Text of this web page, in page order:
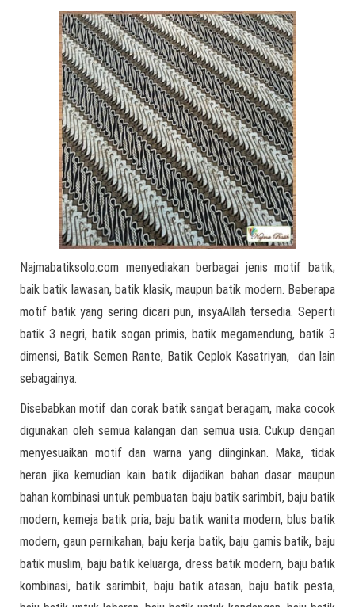
Najmabatiksolo.com menyediakan berbagai jenis motif batik;
baik batik lawasan, batik klasik, maupun batik modern. Beberapa
motif batik yang sering dicari pun, insyaAllah tersedia. Seperti
batik 3 negri, batik sogan primis, batik megamendung, batik 3
dimensi, Batik Semen Rante, Batik Ceplok Kasatriyan, dan lain
sebagainya.
Disebabkan motif dan corak batik sangat beragam, maka cocok
digunakan oleh semua kalangan dan semua usia. Cukup dengan
menyesuaikan motif dan warna yang diinginkan. Maka, tidak
heran jika kemudian kain batik dijadikan bahan dasar maupun
bahan kombinasi untuk pembuatan baju batik sarimbit, baju batik
modern, kemeja batik pria, baju batik wanita modern, blus batik
modern, gaun pernikahan, baju kerja batik, baju gamis batik, baju
batik muslim, baju batik keluarga, dress batik modern, baju batik
kombinasi, batik sarimbit, baju batik atasan, baju batik pesta,